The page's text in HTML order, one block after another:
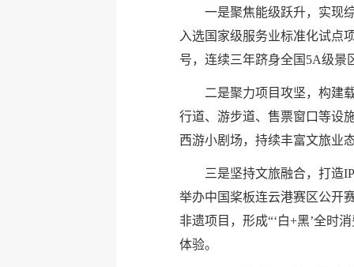
一是聚焦能级跃升，实现
入选国家级服务业标准化试点
号，连续三年跻身全国5A级景
二是聚力项目攻坚，构建
行道、游步道、售票窗口等设
西游小剧场，持续丰富文旅业
三是坚持文旅融合，打造
举办中国桨板连云港赛区公开
非遗项目，形成“‘白+黑’全时
体验。